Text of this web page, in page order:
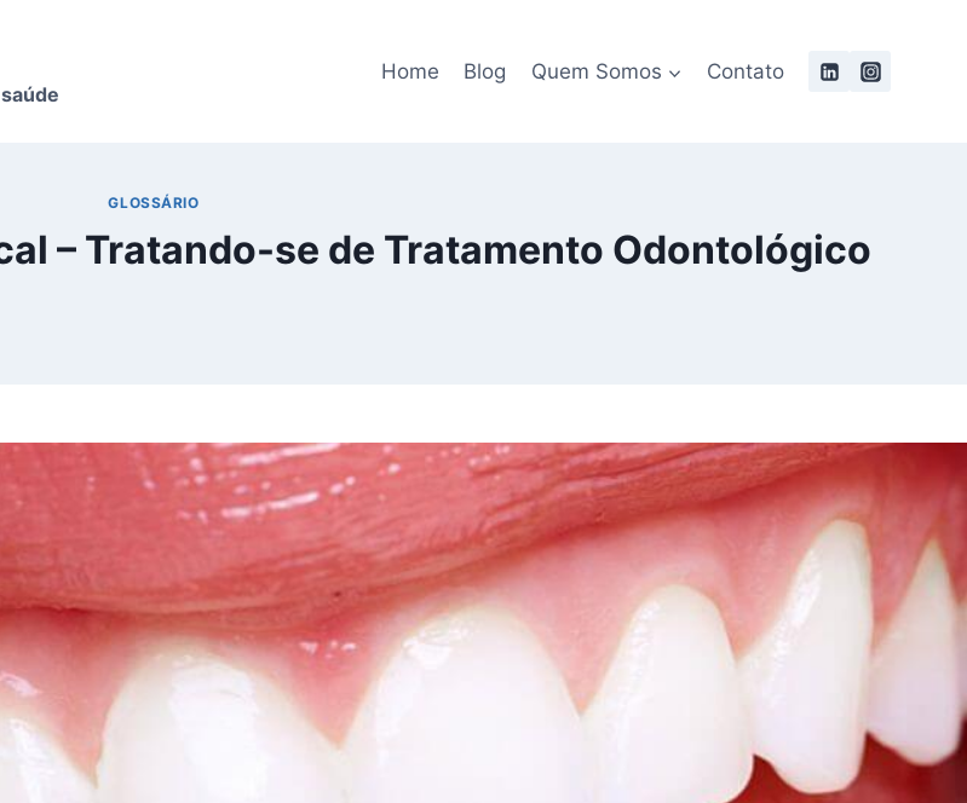
Home Blog Quem Somos Contato
GLOSSÁRIO
– Tratando-se de Tratamento Odontológico